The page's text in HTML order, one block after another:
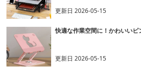
更新日2026-05-15
快適な作業空間に！かわいい
更新日2026-05-15